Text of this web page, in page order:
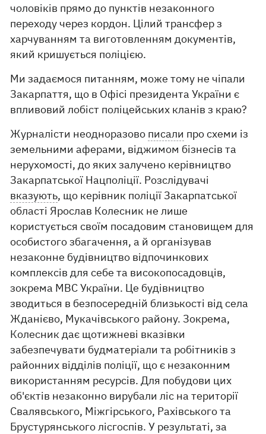
чоловіків прямо до пунктів незаконного
переходу через кордон. Цілий трансфер з
харчуванням та виготовленням документів,
який кришується поліцією.
Ми задаємося питанням, може тому не чіпали
Закарпаття, що в Офісі президента України є
впливовий лобіст поліцейських кланів з краю?
Журналісти неодноразово писали про схеми із
земельними аферами, віджимом бізнесів та
нерухомості, до яких залучено керівництво
Закарпатської Нацполіції. Розслідувачі
вказують, що керівник поліції Закарпатської
області Ярослав Колесник не лише
користується своїм посадовим становищем для
особистого збагачення, а й організував
незаконне будівництво відпочинкових
комплексів для себе та високопосадовців,
зокрема МВС України. Це будівництво
зводиться в безпосередній близькості від села
Жданієво, Мукачівського району. Зокрема,
Колесник дає щотижневі вказівки
забезпечувати будматеріали та робітників з
районних відділів поліції, що є незаконним
використанням ресурсів. Для побудови цих
об'єктів незаконно вирубали ліс на території
Свалявського, Міжгірського, Рахівського та
Брустурянського лісгоспів. У результаті, за